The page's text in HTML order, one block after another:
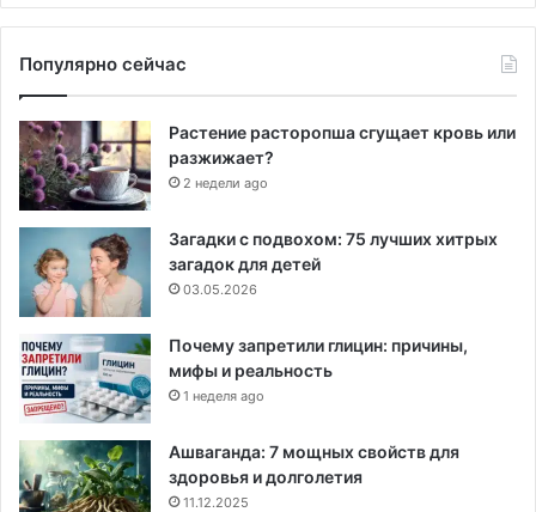
Популярно сейчас
Растение расторопша сгущает кровь или
разжижает?
2 недели ago
Загадки с подвохом: 75 лучших хитрых
загадок для детей
03.05.2026
Почему запретили глицин: причины,
мифы и реальность
1 неделя ago
Ашваганда: 7 мощных свойств для
здоровья и долголетия
11.12.2025